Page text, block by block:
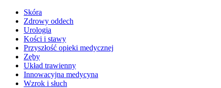
Skóra
Zdrowy oddech
Urologia
Kości i stawy
Przyszłość opieki medycznej
Zęby
Układ trawienny
Innowacyjna medycyna
Wzrok i słuch